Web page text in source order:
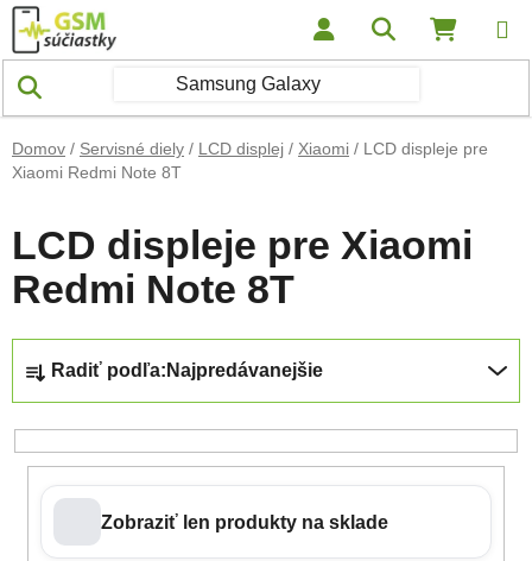
Prejsť na obsah Hľadať
Domov / Servisné diely / LCD displej / Xiaomi / LCD displeje pre
Xiaomi Redmi Note 8T
LCD displeje pre Xiaomi
Redmi Note 8T
Radiť podľa: Najpredávanejšie
Zobraziť len produkty na sklade